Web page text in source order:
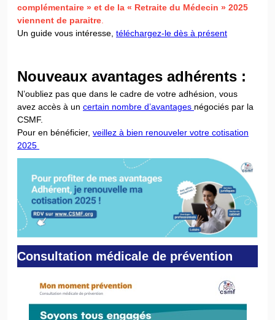
complémentaire » et de la « Retraite du Médecin » 2025
viennent de paraitre
Un guide vous intéresse, téléchargez-le dès à présent
Nouveaux avantages adhérents :
N’oubliez pas que dans le cadre de votre adhésion, vous
avez accès à un certain nombre d’avantages négociés par la
CSMF.
Pour en bénéficier, veillez à bien renouveler votre cotisation
2025
Consultation médicale de prévention